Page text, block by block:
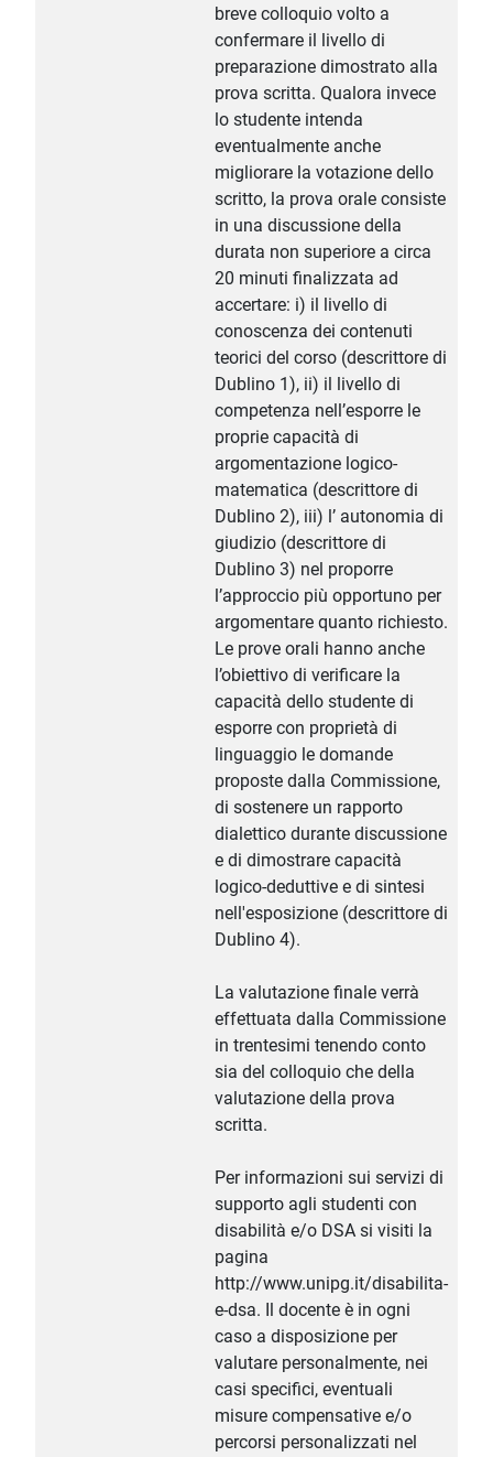
breve colloquio volto a
confermare il livello di
preparazione dimostrato alla
prova scritta. Qualora invece
lo studente intenda
eventualmente anche
migliorare la votazione dello
scritto, la prova orale consiste
in una discussione della
durata non superiore a circa
20 minuti finalizzata ad
accertare: i) il livello di
conoscenza dei contenuti
teorici del corso (descrittore di
Dublino 1), ii) il livello di
competenza nell’esporre le
proprie capacità di
argomentazione logico-
matematica (descrittore di
Dublino 2), iii) l’ autonomia di
giudizio (descrittore di
Dublino 3) nel proporre
l’approccio più opportuno per
argomentare quanto richiesto.
Le prove orali hanno anche
l’obiettivo di verificare la
capacità dello studente di
esporre con proprietà di
linguaggio le domande
proposte dalla Commissione,
di sostenere un rapporto
dialettico durante discussione
e di dimostrare capacità
logico-deduttive e di sintesi
nell'esposizione (descrittore di
Dublino 4).
La valutazione finale verrà
effettuata dalla Commissione
in trentesimi tenendo conto
sia del colloquio che della
valutazione della prova
scritta.
Per informazioni sui servizi di
supporto agli studenti con
disabilità e/o DSA si visiti la
pagina
http://www.unipg.it/disabilita-
e-dsa. Il docente è in ogni
caso a disposizione per
valutare personalmente, nei
casi specifici, eventuali
misure compensative e/o
percorsi personalizzati nel